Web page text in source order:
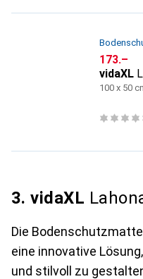
CHF
173.–
vidaXL
100 x 50
3. vidaXL
Die
eine innovative
und stilvoll zu